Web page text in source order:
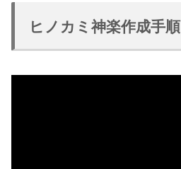
ヒノカミ神楽作成手順